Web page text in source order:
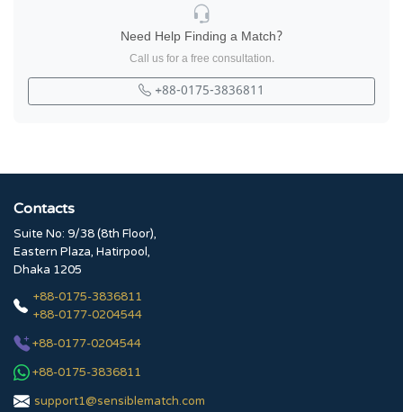
Need Help Finding a Match?
Call us for a free consultation.
+88-0175-3836811
Contacts
Suite No: 9/38 (8th Floor),
Eastern Plaza, Hatirpool,
Dhaka 1205
+88-0175-3836811
+88-0177-0204544
+88-0177-0204544
+88-0175-3836811
support1@sensiblematch.com